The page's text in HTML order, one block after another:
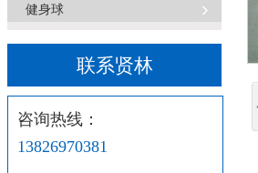
健身球
联系贤林
咨询热线：
13826970381